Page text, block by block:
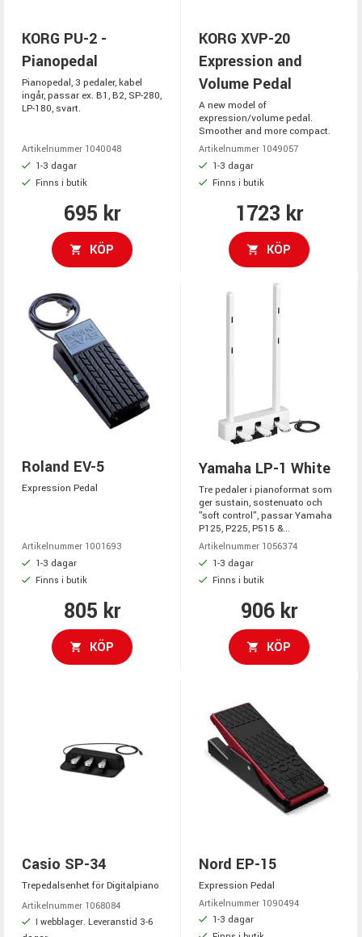
KORG PU-2 -
Pianopedal
Pianopedal, 3 pedaler, kabel
ingår, passar ex. B1, B2, SP-280,
LP-180, svart.
Artikelnummer 1040048
1-3 dagar
Finns i butik
695 kr
KÖP
KORG XVP-20
Expression and
Volume Pedal
A new model of
expression/volume pedal.
Smoother and more compact.
Artikelnummer 1049057
1-3 dagar
Finns i butik
1723 kr
KÖP
Roland EV-5
Expression Pedal
Artikelnummer 1001693
1-3 dagar
Finns i butik
805 kr
KÖP
Yamaha LP-1 White
Tre pedaler i pianoformat som
ger sustain, sostenuato och
"soft control", passar Yamaha
P125, P225, P515 &...
Artikelnummer 1056374
1-3 dagar
Finns i butik
906 kr
KÖP
Casio SP-34
Trepedalsenhet för Digitalpiano
Artikelnummer 1068084
I webblager. Leveranstid 3-6
Nord EP-15
Expression Pedal
Artikelnummer 1090494
1-3 dagar